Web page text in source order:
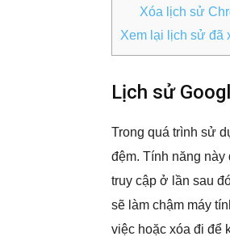
Xóa lịch sử
Xem lại lịch sử đã
Lịch sử
Trong quá trình sử
đệm. Tính năng
truy cập ở lần sau
sẽ làm chậm máy
việc hoặc xóa đi để